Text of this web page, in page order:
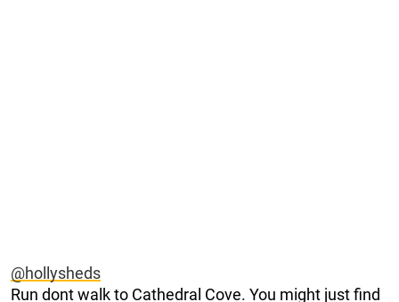
@hollysheds
Run dont walk to Cathedral Cove. You might just find